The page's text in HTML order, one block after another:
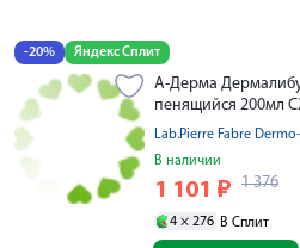
-20% Яндекс Сплит
А-Дерма
пенящийся 200мл
Lab.Pierre Fabre
В наличии
1 101 ₽ 1 376
4 × 276 В Сплит